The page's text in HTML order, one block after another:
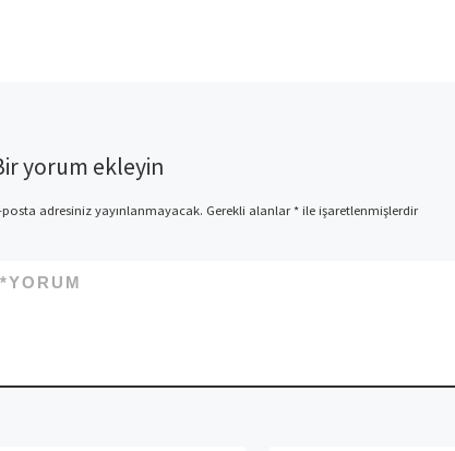
yorum ekleyin
posta adresiniz yayınlanmayacak. Gerekli alanlar*ile işaretlenmişlerdir
YORUM
*